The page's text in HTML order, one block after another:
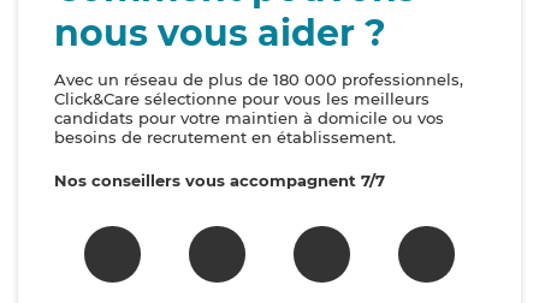
nous vous aider ?
Avec un réseau de plus de 180 000 professionnels,
Click&Care sélectionne pour vous les meilleurs
candidats pour votre maintien à domicile ou vos
besoins de recrutement en établissement.
Nos conseillers vous accompagnent 7/7